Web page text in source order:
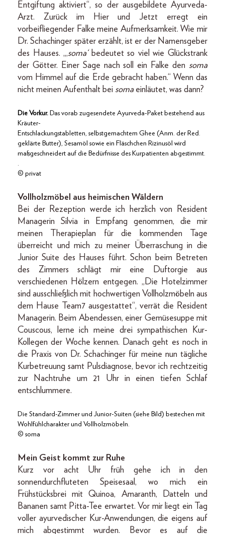
Entgiftung aktiviert“, so der ausgebildete Ayurveda-
Arzt. Zurück im Hier und Jetzt erregt ein
vorbeifliegender Falke meine Aufmerksamkeit. Wie mir
Dr. Schachinger später erzählt, ist er der Namensgeber
des Hauses. „‚soma‘bedeutet so viel wie Glückstrank
der Götter. Einer Sage nach soll ein Falke den soma
vom Himmel auf die Erde gebracht haben.“ Wenn das
nicht meinen Aufenthalt bei somaeinläutet, was dann?
Die Vorkur. Das vorab zugesendete Ayurveda-Paket bestehend aus
Kräuter-
Entschlackungstabletten, selbstgemachtem Ghee (Anm. der Red.
geklärte Butter), Sesamöl sowie ein Fläschchen Rizinusöl wird
maßgeschneidert auf die Bedürfnisse des Kurpatienten abgestimmt.
.
© privat
Vollholzmöbel aus heimischen Wäldern
Bei der Rezeption werde ich herzlich von Resident
Managerin Silvia in Empfang genommen, die mir
meinen Therapieplan für die kommenden Tage
überreicht und mich zu meiner Überraschung in die
Junior Suite des Hauses führt. Schon beim Betreten
des Zimmers schlägt mir eine Duftorgie aus
verschiedenen Hölzern entgegen. „Die Hotelzimmer
sind ausschließlich mit hochwertigen Vollholzmöbeln aus
dem Hause Team7 ausgestattet“, verrät die Resident
Managerin. Beim Abendessen, einer Gemüsesuppe mit
Couscous, lerne ich meine drei sympathischen Kur-
Kollegen der Woche kennen. Danach geht es noch in
die Praxis von Dr. Schachinger für meine nun tägliche
Kurbetreuung samt Pulsdiagnose, bevor ich rechtzeitig
zur Nachtruhe um 21 Uhr in einen tiefen Schlaf
entschlummere.
Die Standard-Zimmer und Junior-Suiten (siehe Bild) bestechen mit
Wohlfühlcharakter und Vollholzmöbeln.
© soma
Mein Geist kommt zur Ruhe
Kurz vor acht Uhr früh gehe ich in den
sonnendurchfluteten Speisesaal, wo mich ein
Frühstücksbrei mit Quinoa, Amaranth, Datteln und
Bananen samt Pitta-Tee erwartet. Vor mir liegt ein Tag
voller ayurvedischer Kur-Anwendungen, die eigens auf
mich abgestimmt wurden. Bevor es auf die